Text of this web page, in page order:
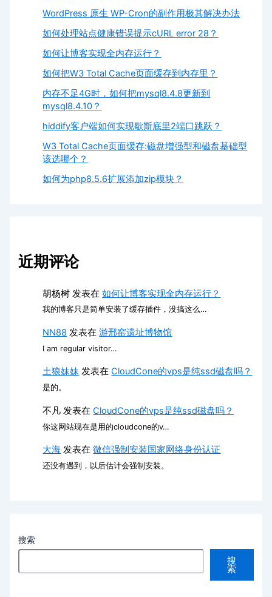
WordPress 原生 WP-Cron的副作用极其解决办法
如何处理站点健康错误提示cURL error 28？
如何让博客实现全内存运行？
如何把W3 Total Cache页面缓存到内存里？
内存不足4G时，如何把mysql8.4.8更新到
mysql8.4.10？
hiddify客户端如何实现歇斯底里2端口跳跃？
W3 Total Cache页面缓存:磁盘增强型和磁盘基础型
该选哪个？
如何为php8.5.6扩展添加zip模块？
近期评论
胡杨树 发表在如何让博客实现全内存运行？
我的博客只是简单安装了缓存插件，没搞这么…
NN88 发表在游邢窑遗址博物馆
I am regular visitor…
土狼妹妹 发表在CloudCone的vps是纯ssd磁盘吗？
是的。
不凡 发表在CloudCone的vps是纯ssd磁盘吗？
你这网站现在是用的cloudcone的v…
大海 发表在微信强制安装国家网络身份认证
还没有遇到，以后估计会强制安装。
搜索
搜
索